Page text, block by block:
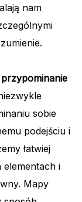
nam
przypominanie
sobie
podejściu i
łatwiej
elementach i
Mapy